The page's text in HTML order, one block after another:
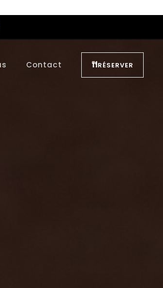
Contact RÉSERVER